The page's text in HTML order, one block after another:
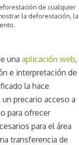
de cualquier
la deforestación, la
una aplicación web,
e interpretación de
la hace
precario acceso a
para ofrecer
para el área
transferencia de